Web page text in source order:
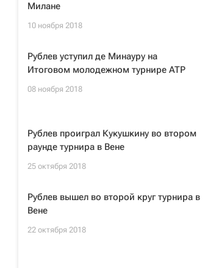
Милане
10 ноября 2018
Рублев уступил де Минауру на
Итоговом молодежном турнире ATP
08 ноября 2018
Рублев проиграл Кукушкину во втором
раунде турнира в Вене
25 октября 2018
Рублев вышел во второй круг турнира в
Вене
22 октября 2018